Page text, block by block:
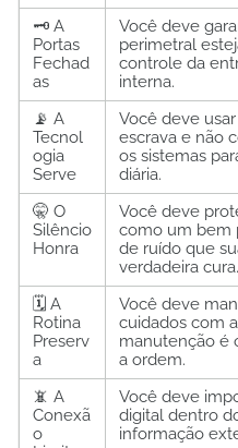
🗝️ A
Portas
Fechad
as
Você deve
perimetral
controle da
interna.
📡 A
Tecnol
ogia
Serve
Você deve
escrava e não
os sistemas
diária.
🤫 O
Silêncio
Honra
Você deve
como um bem
de ruído que
verdadeira cura.
🗓️ A
Rotina
Preserv
a
Você deve
cuidados com
manutenção é
a ordem.
📵 A
Conexã
o
Você deve
digital dentro
informação